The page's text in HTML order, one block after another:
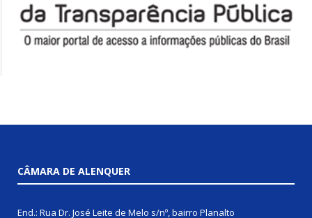
CÂMARA DE ALENQUER
End.: Rua Dr. José Leite de Melo s/nº, bairro Planalto